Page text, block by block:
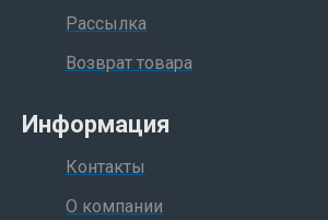
Рассылка
Возврат товара
Информация
Контакты
О компании